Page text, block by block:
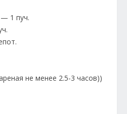
1 пуч.
не менее 2.5-3 часов))